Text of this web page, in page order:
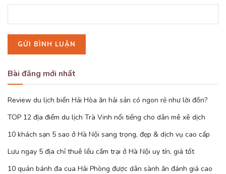
Bài đăng mới nhất
Review du lịch biển Hải Hòa ăn hải sản có ngon rẻ như lời đồn?
TOP 12 địa điểm du lịch Trà Vinh nổi tiếng cho dân mê xê dịch
10 khách sạn 5 sao ở Hà Nội sang trọng, đẹp & dịch vụ cao cấp
Lưu ngay 5 địa chỉ thuê lều cắm trại ở Hà Nội uy tín, giá tốt
10 quán bánh đa cua Hải Phòng được dân sành ăn đánh giá cao